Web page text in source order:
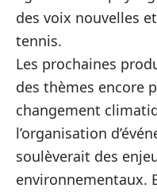
des voix nouvelles
tennis.
Les prochaines
des thèmes encore
changement
l’organisation
soulèverait des
environnementaux.